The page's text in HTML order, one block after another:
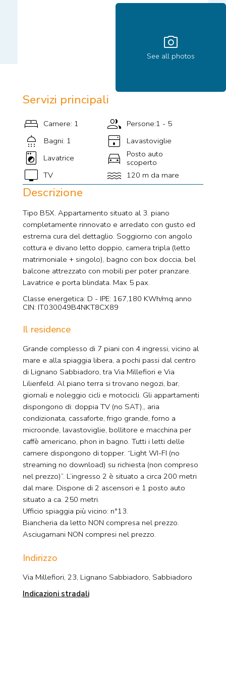
photo_camera
See all photos
Servizi principali
bed Camere: 1 group Persone:1 - 5
shower Bagni: 1 dishwasher Lavastoviglie
local_laundry_service Lavatrice directions_car
Posto auto
scoperto
tv TV water 120 m da mare
Descrizione
Tipo B5X. Appartamento situato al 3. piano
completamente rinnovato e arredato con gusto ed
estrema cura del dettaglio. Soggiorno con angolo
cottura e divano letto doppio, camera tripla (letto
matrimoniale + singolo), bagno con box doccia, bel
balcone attrezzato con mobili per poter pranzare.
Lavatrice e porta blindata. Max 5 pax.
Classe energetica: D - IPE: 167,180 KWh/mq anno
CIN: IT030049B4NKT8CX89
Il residence
Grande complesso di 7 piani con 4 ingressi, vicino al
mare e alla spiaggia libera, a pochi passi dal centro
di Lignano Sabbiadoro, tra Via Millefiori e Via
Lilienfeld. Al piano terra si trovano negozi, bar,
giornali e noleggio cicli e motocicli. Gli appartamenti
dispongono di: doppia TV (no SAT),, aria
condizionata, cassaforte, frigo grande, forno a
microonde, lavastoviglie, bollitore e macchina per
caffè americano, phon in bagno. Tutti i letti delle
camere dispongono di topper. “Light WI-FI (no
streaming no download) su richiesta (non compreso
nel prezzo)”. L’ingresso 2 è situato a circa 200 metri
dal mare. Dispone di 2 ascensori e 1 posto auto
situato a ca. 250 metri.
Ufficio spiaggia più vicino: n°13.
Biancheria da letto NON compresa nel prezzo.
Asciugamani NON compresi nel prezzo.
Indirizzo
Via Millefiori, 23, Lignano Sabbiadoro, Sabbiadoro
Indicazioni stradali